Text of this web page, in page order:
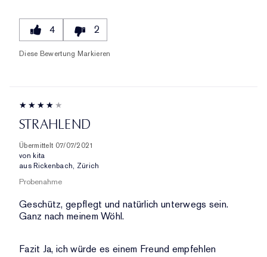
4 2
Diese Bewertung Markieren
STRAHLEND
Übermittelt 07/07/2021
von kita
aus Rickenbach, Zürich
Probenahme
Geschütz, gepflegt und natürlich unterwegs sein.
Ganz nach meinem Wöhl.
Fazit Ja, ich würde es einem Freund empfehlen